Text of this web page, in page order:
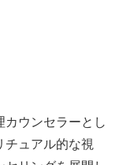
カウンセラーとし
チュアル的な視